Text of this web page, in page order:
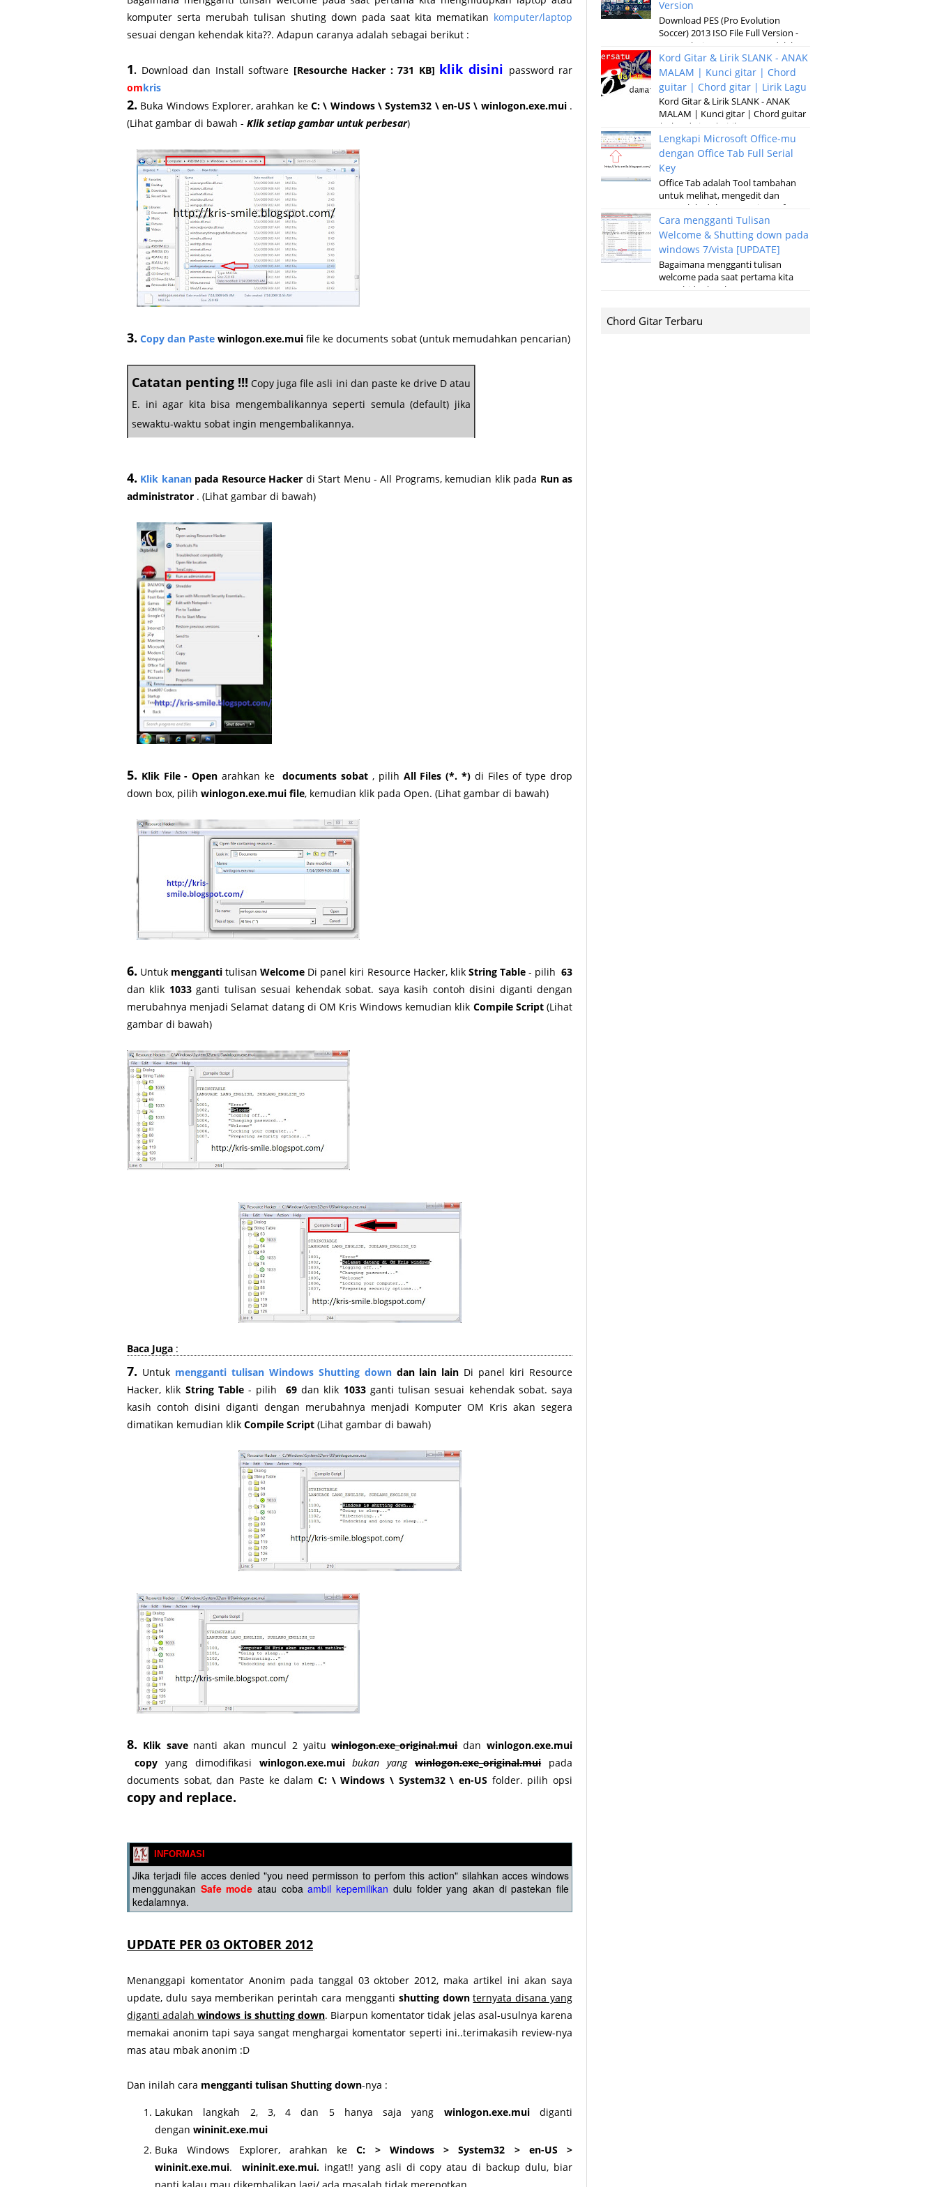
komputer serta merubah tulisan shuting down pada saat kita mematikan komputer/laptop
sesuai dengan kehendak kita??. Adapun caranya adalah sebagai berikut :
1. Download dan Install software [Resourche Hacker : 731 KB] klik disini password rar
omkris
2. Buka Windows Explorer, arahkan ke C: \ Windows \ System32 \ en-US \ winlogon.exe.mui.
(Lihat gambar di bawah - Klik setiap gambar untuk perbesar)
3. Copy dan Paste winlogon.exe.mui file ke documents sobat (untuk memudahkan pencarian)
Catatan penting !!! Copy juga file asli ini dan paste ke drive D atau
E. ini agar kita bisa mengembalikannya seperti semula (default) jika
sewaktu-waktu sobat ingin mengembalikannya.
4. Klik kananpada Resource Hacker di Start Menu - All Programs, kemudian klik pada Run as
administrator . (Lihat gambar di bawah)
5. Klik File - Open arahkan kedocuments sobat , pilih All Files (*. *) di Files of type drop
down box, pilih winlogon.exe.mui file, kemudian klik pada Open. (Lihat gambar di bawah)
6. Untuk mengganti tulisanWelcome Di panel kiri Resource Hacker, klik String Table- pilih 63
dan klik 1033ganti tulisan sesuai kehendak sobat. saya kasih contoh disini diganti dengan
merubahnya menjadi Selamat datang di OM Kris Windows kemudian klik Compile Script(Lihat
gambar di bawah)
Baca Juga :
7. Untuk mengganti tulisan Windows Shutting downdan lain lain Di panel kiri Resource
Hacker, klik String Table- pilih 69dan klik 1033 ganti tulisan sesuai kehendak sobat. saya
kasih contoh disini diganti dengan merubahnya menjadi Komputer OM Kris akan segera
dimatikan kemudian klik Compile Script (Lihat gambar di bawah)
8. Klik savenanti akan muncul 2 yaituwinlogon.exe_original.muidanwinlogon.exe.mui
copy yang dimodifikasi winlogon.exe.muibukan yang winlogon.exe_original.muipada
documents sobat, dan Paste ke dalam C: \ Windows \ System32 \ en-US folder. pilih opsi
copy and replace.
INFORMASI
Jika terjadi file acces denied "you need permisson to perfom this action" silahkan acces windows
menggunakan Safe mode atau cobaambil kepemilikan dulu folder yang akan di pastekan file
kedalamnya.
UPDATE PER 03 OKTOBER 2012
Menanggapi komentator Anonim pada tanggal 03 oktober 2012, maka artikel ini akan saya
update, dulu saya memberikan perintah cara mengganti shutting down ternyata disana yang
diganti adalahwindows is shutting down. Biarpun komentator tidak jelas asal-usulnya karena
memakai anonim tapi saya sangat menghargai komentator seperti ini..terimakasih review-nya
mas atau mbak anonim :D
Dan inilah cara mengganti tulisan Shutting down-nya :
Lakukan langkah 2, 3, 4 dan 5 hanya saja yang winlogon.exe.muidiganti
dengan wininit.exe.mui
Buka Windows Explorer, arahkan keC: > Windows > System32 > en-US >
wininit.exe.mui. wininit.exe.mui.ingat!! yang asli di copy atau di backup dulu, biar
Version
Download PES (Pro Evolution
Soccer) 2013 ISO File Full Version -
Pro Evolution Soccer 2013 adalah
versi terbaru dari permainan
pertandinga...
Kord Gitar & Lirik SLANK - ANAK
MALAM | Kunci gitar | Chord
guitar | Chord gitar | Lirik Lagu
Kord Gitar & Lirik SLANK - ANAK
MALAM | Kunci gitar | Chord guitar
| Chord gitar | Lirik Lagu G D Em
Kubaru keluar malam Setelah sun...
Lengkapi Microsoft Office-mu
dengan Office Tab Full Serial
Key
Office Tab adalah Tool tambahan
untuk melihat, mengedit dan
mengelola dokumen, Microsoft
Office baik pada microsoft Word,
Excel, Powerpoint...
Cara mengganti Tulisan
Welcome & Shutting down pada
windows 7/vista [UPDATE]
Bagaimana mengganti tulisan
welcome pada saat pertama kita
menghidupkan laptop atau
shuting down pada saat k...
Chord Gitar Terbaru